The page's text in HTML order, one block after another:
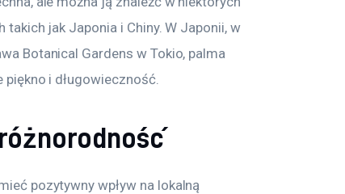
jak Japonia i Chiny. W Japonii, w
Botanical Gardens w Tokio, palma
i długowieczność.
pozytywny wpływ na lokalną